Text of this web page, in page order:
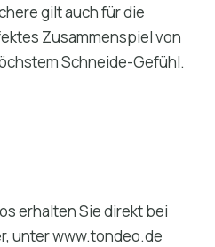
gilt auch für die
Zusammenspiel von
Schneide-Gefühl.
erhalten Sie direkt bei
unter www.tondeo.de